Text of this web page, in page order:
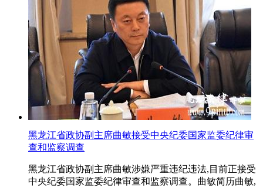
黑龙江省政协副主席曲敏接受中央纪委国家监委纪律审
查和监察调查
黑龙江省政协副主席曲敏涉嫌严重违纪违法,目前正接受
中央纪委国家监委纪律审查和监察调查。曲敏简历曲敏,